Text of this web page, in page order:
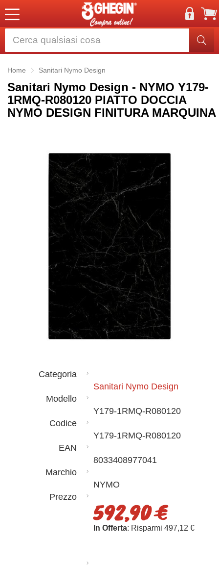
Home Sanitari Nymo Design
Sanitari Nymo Design - NYMO Y179-
1RMQ-R080120 PIATTO DOCCIA
NYMO DESIGN FINITURA MARQUINA
Categoria
Sanitari Nymo Design
Modello
Y179-1RMQ-R080120
Codice
Y179-1RMQ-R080120
EAN
8033408977041
Marchio
NYMO
Prezzo
592,90 €
In Offerta: Risparmi 497,12 €